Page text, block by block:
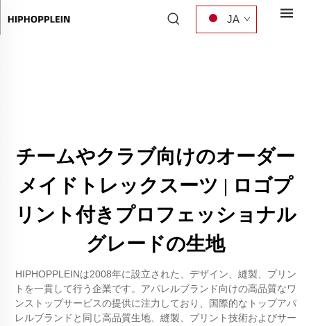
JA
チームやクラブ向けのオーダー
メイドトレックスーツ | ロゴプ
リント付きプロフェッショナル
グレードの生地
HIPHOPPLEINは2008年に設立された、デザイン、縫製、プリン
トを一貫して行う企業です。アパレルブランド向けの高品質なワ
ンストップサービスの提供に注力しており、国際的なトップアパ
レルブランドと同じ高品質生地、縫製、プリント技術およびサー